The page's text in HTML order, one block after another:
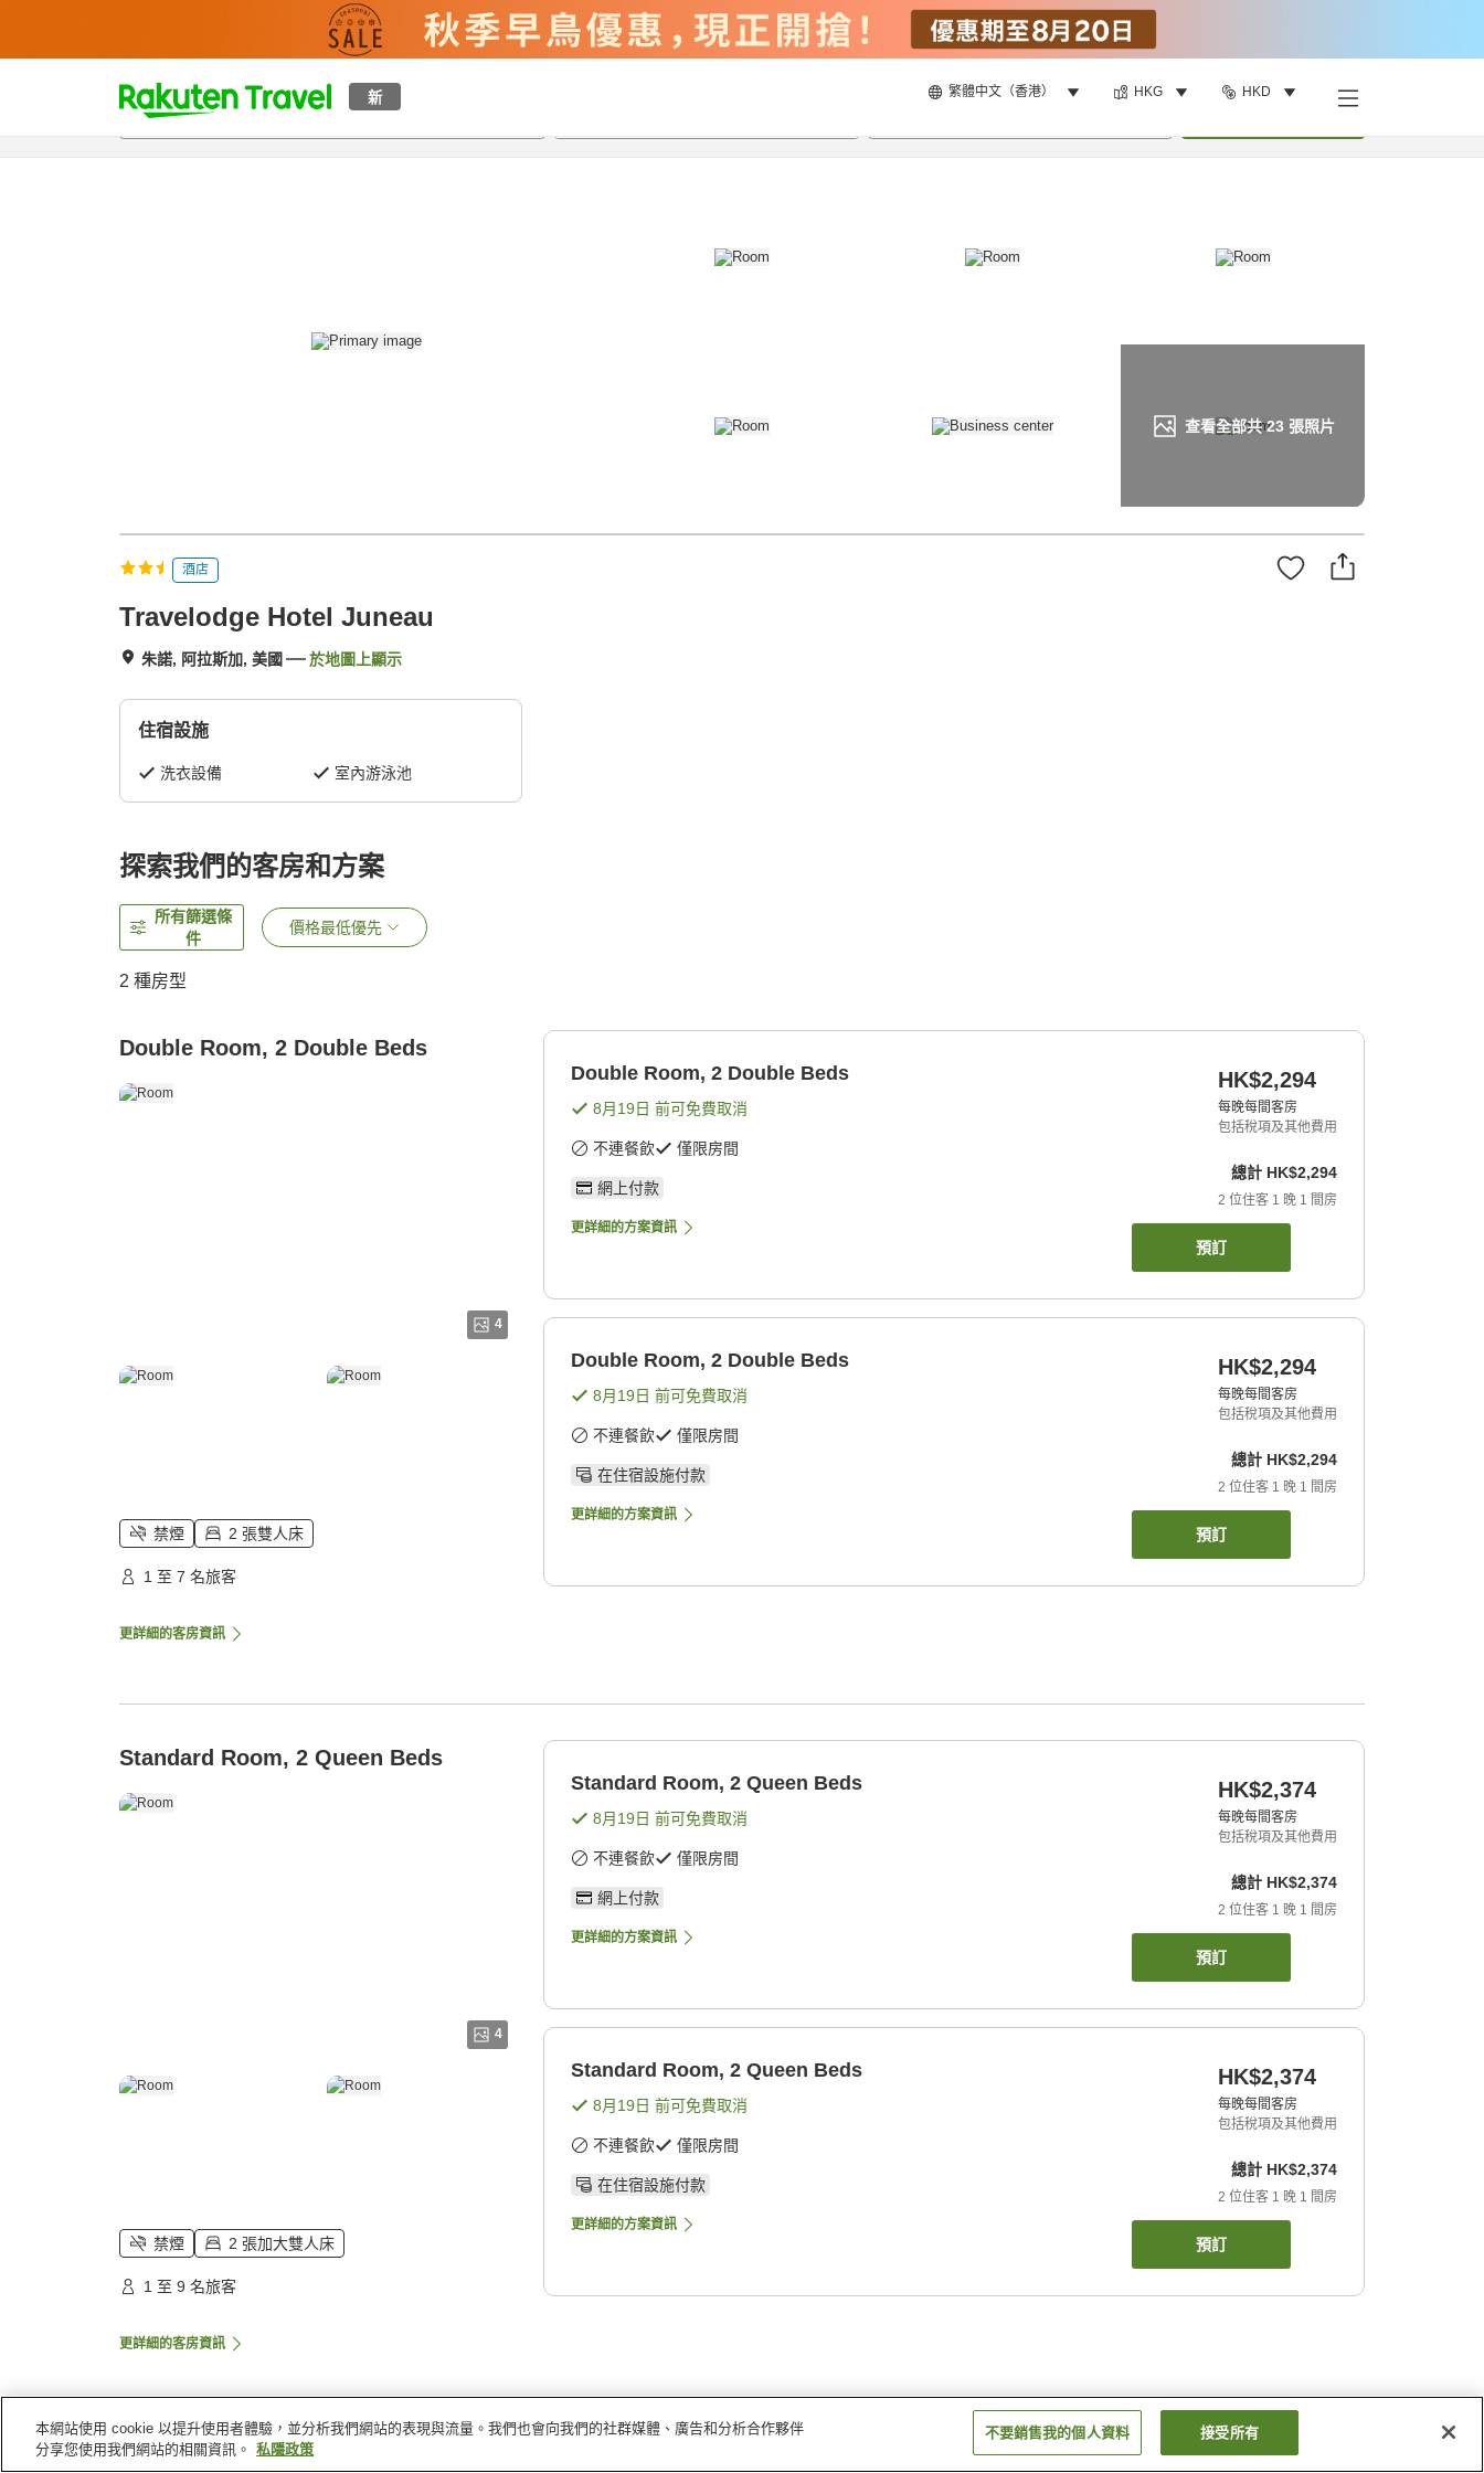
新 繁體中文（香港） HKG HKD
t
p
查看全部共23張照片
概覽房間及住宿方案 評價設施
酒店
Travelodge Hotel Juneau
朱諾, 阿拉斯加, 美國 於地圖上顯示
住宿設施
洗衣設備 室內游泳池
探索我們的客房和方案
所有篩選條
件
價格最低優先
2 種房型
Double Room, 2 Double Beds
4
禁煙 2 張雙人床
1 至 7 名旅客
更詳細的客房資訊
Double Room, 2 Double Beds
8月19日 前可免費取消
不連餐飲 僅限房間
網上付款
更詳細的方案資訊
HK$2,294
每晚每間客房
包括稅項及其他費用
總計 HK$2,294
2 位住客 1 晚 1 間房
預訂
Double Room, 2 Double Beds
8月19日 前可免費取消
不連餐飲 僅限房間
在住宿設施付款
更詳細的方案資訊
HK$2,294
每晚每間客房
包括稅項及其他費用
總計 HK$2,294
2 位住客 1 晚 1 間房
預訂
Standard Room, 2 Queen Beds
4
禁煙 2 張加大雙人床
1 至 9 名旅客
更詳細的客房資訊
Standard Room, 2 Queen Beds
8月19日 前可免費取消
不連餐飲 僅限房間
網上付款
更詳細的方案資訊
HK$2,374
每晚每間客房
包括稅項及其他費用
總計 HK$2,374
2 位住客 1 晚 1 間房
預訂
Standard Room, 2 Queen Beds
8月19日 前可免費取消
不連餐飲 僅限房間
在住宿設施付款
更詳細的方案資訊
HK$2,374
每晚每間客房
包括稅項及其他費用
總計 HK$2,374
2 位住客 1 晚 1 間房
預訂
主頁 美國 阿拉斯加
本網站使用 cookie 以提升使用者體驗，並分析我們網站的表現與流量。我們也會向我們的社群媒體、廣告和分析合作夥伴
分享您使用我們網站的相關資訊。 私隱政策
不要銷售我的個人資料 接受所有